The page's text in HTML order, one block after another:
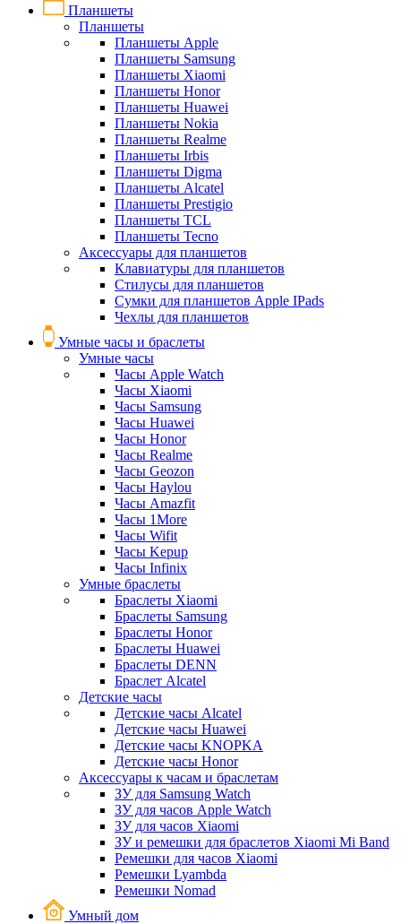
Планшеты
Планшеты
Планшеты Apple
Планшеты Samsung
Планшеты Xiaomi
Планшеты Honor
Планшеты Huawei
Планшеты Nokia
Планшеты Realme
Планшеты Irbis
Планшеты Digma
Планшеты Alcatel
Планшеты Prestigio
Планшеты TCL
Планшеты Tecno
Аксессуары для планшетов
Клавиатуры для планшетов
Стилусы для планшетов
Сумки для планшетов Apple IPads
Чехлы для планшетов
Умные часы и браслеты
Умные часы
Часы Apple Watch
Часы Xiaomi
Часы Samsung
Часы Huawei
Часы Honor
Часы Realme
Часы Geozon
Часы Haylou
Часы Amazfit
Часы 1More
Часы Wifit
Часы Kepup
Часы Infinix
Умные браслеты
Браслеты Xiaomi
Браслеты Samsung
Браслеты Honor
Браслеты Huawei
Браслеты DENN
Браслет Alcatel
Детские часы
Детские часы Alcatel
Детские часы Huawei
Детские часы KNOPKA
Детские часы Honor
Аксессуары к часам и браслетам
ЗУ для Samsung Watch
ЗУ для часов Apple Watch
ЗУ для часов Xiaomi
ЗУ и ремешки для браслетов Xiaomi Mi Band
Ремешки для часов Xiaomi
Ремешки Lyambda
Ремешки Nomad
Умный дом